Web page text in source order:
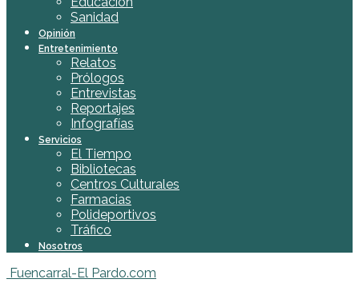
Sanidad
Opinión
Entretenimiento
Relatos
Prólogos
Entrevistas
Reportajes
Infografías
Servicios
El Tiempo
Bibliotecas
Centros Culturales
Farmacias
Polideportivos
Tráfico
Nosotros
Fuencarral-El Pardo.com